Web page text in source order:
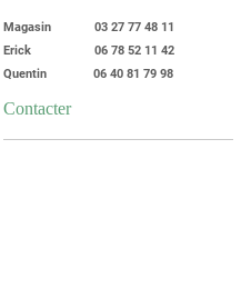
Magasin 03 27 77 48 11
Erick 06 78 52 11 42
Quentin 06 40 81 79 98
Contacter